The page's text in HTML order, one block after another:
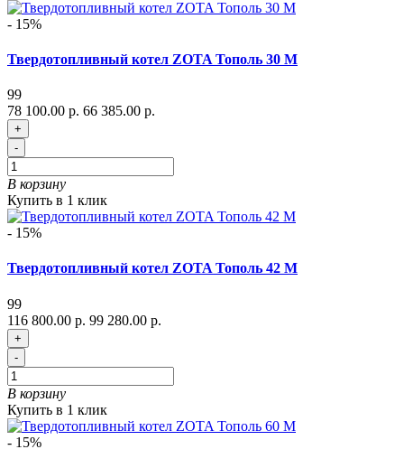
- 15%
Твердотопливный котел ZOTA Тополь 30 М
99
78 100.00 р. 66 385.00 р.
+
-
В корзину
Купить в 1 клик
- 15%
Твердотопливный котел ZOTA Тополь 42 М
99
116 800.00 р. 99 280.00 р.
+
-
В корзину
Купить в 1 клик
- 15%